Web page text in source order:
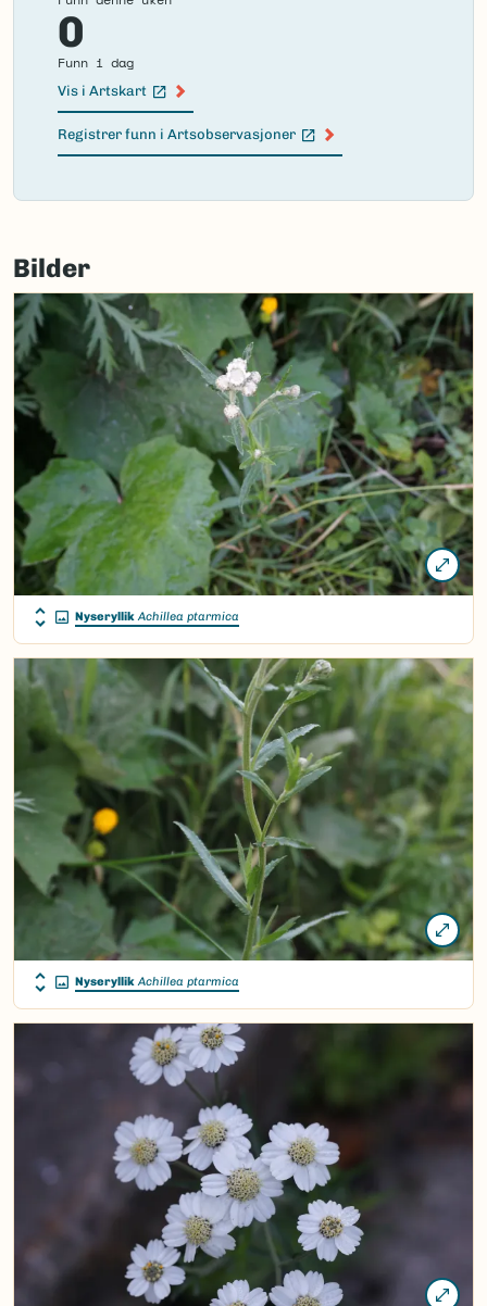
0
Funn i dag
Vis i Artskart
(Ekstern lenke)
Registrer funn i Artsobservasjoner
(Ekstern lenke)
Failed
load
map.
Bilder
Nyseryllik Achillea ptarmica
Nyseryllik Achillea ptarmica